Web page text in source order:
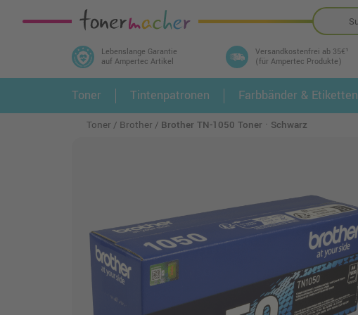
Lebenslange Garantie
auf Ampertec Artikel
Versandkostenfrei ab 35€¹
(für Ampertec Produkte)
In 3 einfachen Schritten ihr Druckermodell
und alle dazu passenden Artikel finden ➤ 1.
Toner Tintenpatronen Farbbänder & Etiketten
Toner Brother Brother TN-1050 Toner · Schwarz